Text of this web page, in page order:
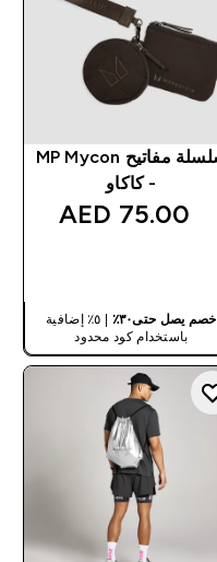
سلسلة مفاتيح MP Mycon
- كاكاو
75.00 AED‎
خصم يصل حتى٣٠٪
| ٥٪ إضافية
باستخدام كود محدود